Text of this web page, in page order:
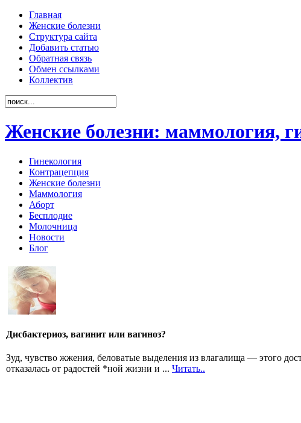
Главная
Женские болезни
Структура сайта
Добавить статью
Обратная связь
Обмен ссылками
Коллектив
Женские болезни: маммология,
Гинекология
Контрацепция
Женские болезни
Маммология
Аборт
Бесплодие
Молочница
Новости
Блог
Дисбактериоз, вагинит или вагиноз?
Зуд, чувство жжения, беловатые выделения из влагалища — этого
отказалась от радостей *ной жизни и ... Читать..